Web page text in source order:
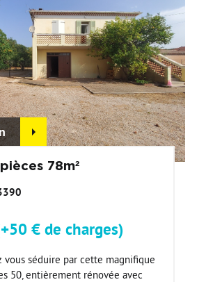
78m²
€ de charges)
vous séduire par cette magnifique
50, entièrement rénovée avec